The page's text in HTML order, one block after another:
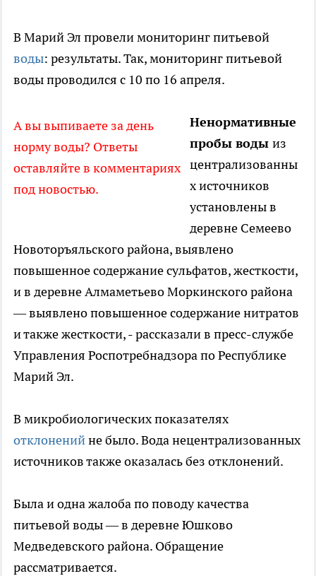
В Марий Эл провели мониторинг питьевой
воды: результаты. Так, мониторинг питьевой
воды проводился с 10 по 16 апреля.
А вы выпиваете за день
норму воды? Ответы
оставляйте в комментариях
под новостью.
Ненормативные
пробы воды из
централизованны
х источников
установлены в
деревне Семеево
Новоторъяльского района, выявлено
повышенное содержание сульфатов, жесткости,
и в деревне Алмаметьево Моркинского района
— выявлено повышенное содержание нитратов
и также жесткости, - рассказали в пресс-службе
Управления Роспотребнадзора по Республике
Марий Эл.
В микробиологических показателях
отклоненийне было. Вода нецентрализованных
источников также оказалась без отклонений.
Была и одна жалоба по поводу качества
питьевой воды — в деревне Юшково
Медведевского района. Обращение
рассматривается.